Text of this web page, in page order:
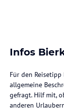
Infos
Für den
allgemeine
gefragt. Hilf mit,
anderen